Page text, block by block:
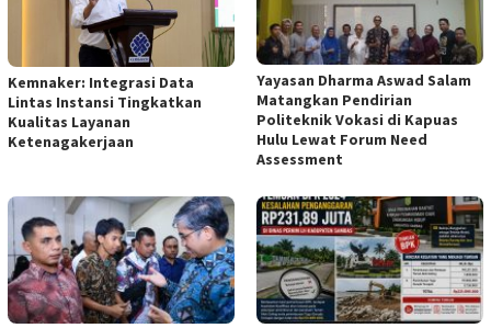
Kemnaker: Integrasi Data
Lintas Instansi Tingkatkan
Kualitas Layanan
Ketenagakerjaan
Yayasan Dharma Aswad Salam
Matangkan Pendirian
Politeknik Vokasi di Kapuas
Hulu Lewat Forum Need
Assessment